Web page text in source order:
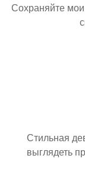
Сохраняйте
Стильная
выглядеть